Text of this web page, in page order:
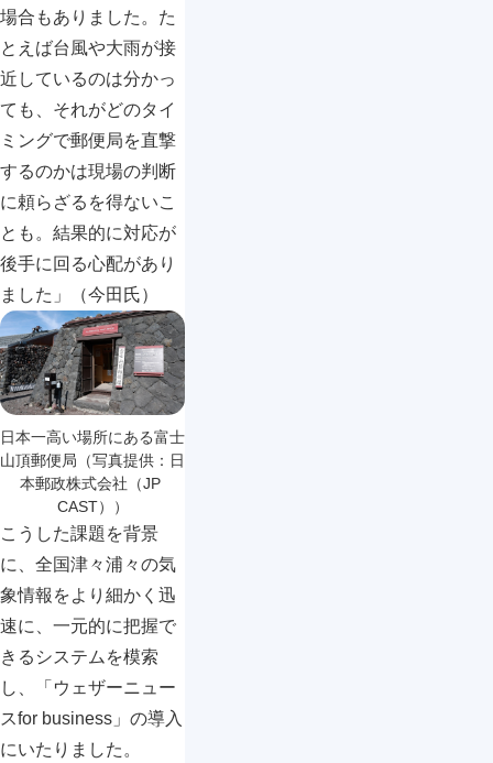
場合もありました。た
とえば台風や大雨が接
近しているのは分かっ
ても、それがどのタイ
ミングで郵便局を直撃
するのかは現場の判断
に頼らざるを得ないこ
とも。結果的に対応が
後手に回る心配があり
ました」（今田氏）
日本一高い場所にある富士
山頂郵便局（写真提供：日
本郵政株式会社（JP
CAST））
こうした課題を背景
に、全国津々浦々の気
象情報をより細かく迅
速に、一元的に把握で
きるシステムを模索
し、「ウェザーニュー
スfor business」の導入
にいたりました。